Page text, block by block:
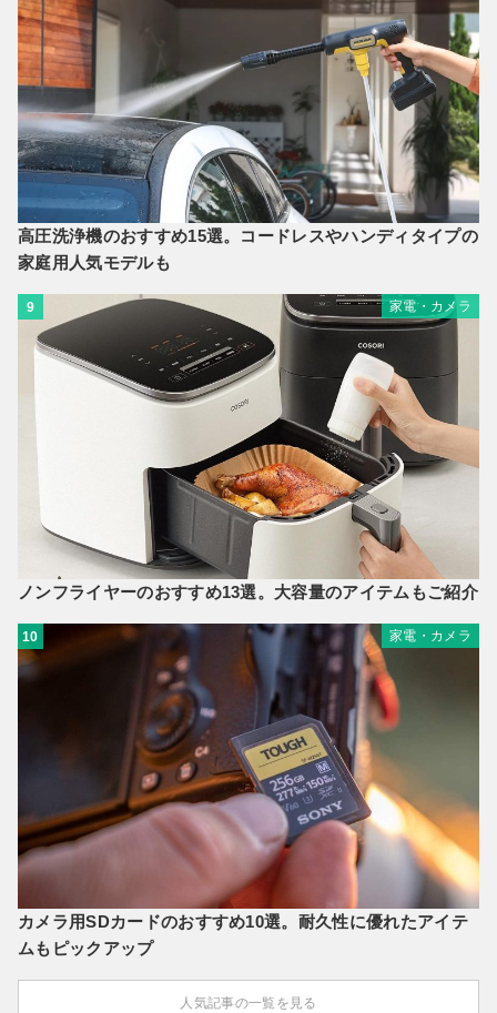
高圧洗浄機のおすすめ15選。コードレスやハンディタイプの
家庭用人気モデルも
9 家電・カメラ
ノンフライヤーのおすすめ13選。大容量のアイテムもご紹介
10 家電・カメラ
カメラ用SDカードのおすすめ10選。耐久性に優れたアイテ
ムもピックアップ
人気記事の一覧を見る